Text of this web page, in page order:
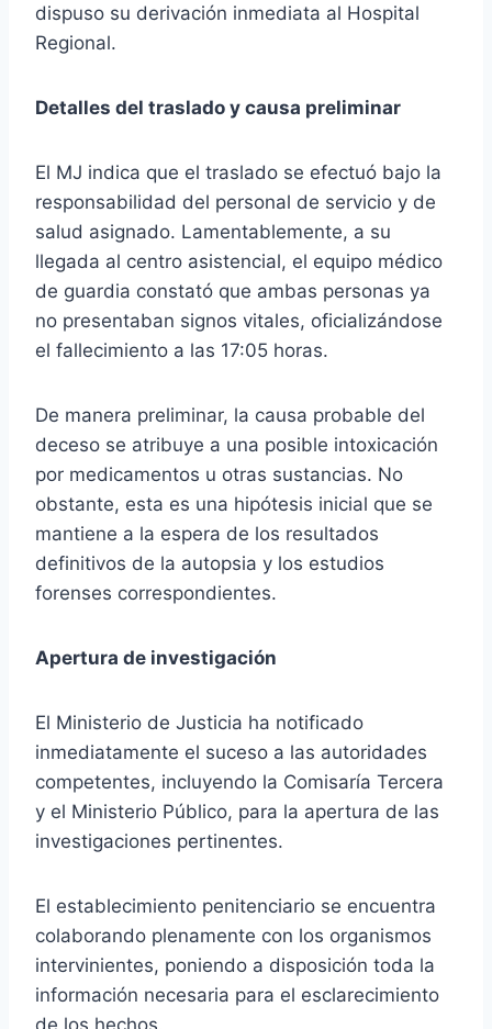
dispuso su derivación inmediata al Hospital
Regional.
Detalles del traslado y causa preliminar
El MJ indica que el traslado se efectuó bajo la
responsabilidad del personal de servicio y de
salud asignado. Lamentablemente, a su
llegada al centro asistencial, el equipo médico
de guardia constató que ambas personas ya
no presentaban signos vitales, oficializándose
el fallecimiento a las 17:05 horas.
De manera preliminar, la causa probable del
deceso se atribuye a una posible intoxicación
por medicamentos u otras sustancias. No
obstante, esta es una hipótesis inicial que se
mantiene a la espera de los resultados
definitivos de la autopsia y los estudios
forenses correspondientes.
Apertura de investigación
El Ministerio de Justicia ha notificado
inmediatamente el suceso a las autoridades
competentes, incluyendo la Comisaría Tercera
y el Ministerio Público, para la apertura de las
investigaciones pertinentes.
El establecimiento penitenciario se encuentra
colaborando plenamente con los organismos
intervinientes, poniendo a disposición toda la
información necesaria para el esclarecimiento
de los hechos.